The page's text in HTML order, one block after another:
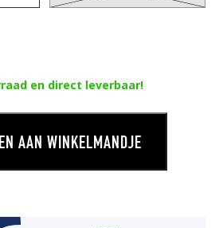
en direct leverbaar!
TOEVOEGEN AAN WINKELMANDJE